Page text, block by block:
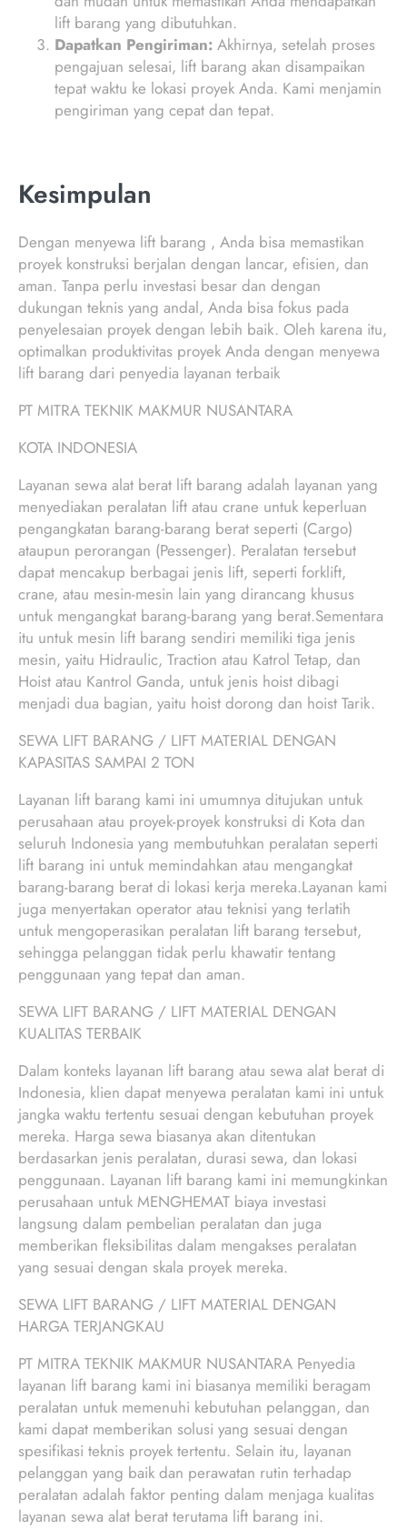
lift barang yang dibutuhkan.
Dapatkan Pengiriman: Akhirnya, setelah proses
pengajuan selesai, lift barang akan disampaikan
tepat waktu ke lokasi proyek Anda. Kami menjamin
pengiriman yang cepat dan tepat.
Kesimpulan
Dengan menyewa lift barang , Anda bisa memastikan
proyek konstruksi berjalan dengan lancar, efisien, dan
aman. Tanpa perlu investasi besar dan dengan
dukungan teknis yang andal, Anda bisa fokus pada
penyelesaian proyek dengan lebih baik. Oleh karena itu,
optimalkan produktivitas proyek Anda dengan menyewa
lift barang dari penyedia layanan terbaik
PT MITRA TEKNIK MAKMUR NUSANTARA
KOTA INDONESIA
Layanan sewa alat berat lift barang adalah layanan yang
menyediakan peralatan lift atau crane untuk keperluan
pengangkatan barang-barang berat seperti (Cargo)
ataupun perorangan (Pessenger). Peralatan tersebut
dapat mencakup berbagai jenis lift, seperti forklift,
crane, atau mesin-mesin lain yang dirancang khusus
untuk mengangkat barang-barang yang berat.Sementara
itu untuk mesin lift barang sendiri memiliki tiga jenis
mesin, yaitu Hidraulic, Traction atau Katrol Tetap, dan
Hoist atau Kantrol Ganda, untuk jenis hoist dibagi
menjadi dua bagian, yaitu hoist dorong dan hoist Tarik.
SEWA LIFT BARANG / LIFT MATERIAL DENGAN
KAPASITAS SAMPAI 2 TON
Layanan lift barang kami ini umumnya ditujukan untuk
perusahaan atau proyek-proyek konstruksi di Kota dan
seluruh Indonesia yang membutuhkan peralatan seperti
lift barang ini untuk memindahkan atau mengangkat
barang-barang berat di lokasi kerja mereka.Layanan kami
juga menyertakan operator atau teknisi yang terlatih
untuk mengoperasikan peralatan lift barang tersebut,
sehingga pelanggan tidak perlu khawatir tentang
penggunaan yang tepat dan aman.
SEWA LIFT BARANG / LIFT MATERIAL DENGAN
KUALITAS TERBAIK
Dalam konteks layanan lift barang atau sewa alat berat di
Indonesia, klien dapat menyewa peralatan kami ini untuk
jangka waktu tertentu sesuai dengan kebutuhan proyek
mereka. Harga sewa biasanya akan ditentukan
berdasarkan jenis peralatan, durasi sewa, dan lokasi
penggunaan. Layanan lift barang kami ini memungkinkan
perusahaan untuk MENGHEMAT biaya investasi
langsung dalam pembelian peralatan dan juga
memberikan fleksibilitas dalam mengakses peralatan
yang sesuai dengan skala proyek mereka.
SEWA LIFT BARANG / LIFT MATERIAL DENGAN
HARGA TERJANGKAU
PT MITRA TEKNIK MAKMUR NUSANTARA Penyedia
layanan lift barang kami ini biasanya memiliki beragam
peralatan untuk memenuhi kebutuhan pelanggan, dan
kami dapat memberikan solusi yang sesuai dengan
spesifikasi teknis proyek tertentu. Selain itu, layanan
pelanggan yang baik dan perawatan rutin terhadap
peralatan adalah faktor penting dalam menjaga kualitas
layanan sewa alat berat terutama lift barang ini.